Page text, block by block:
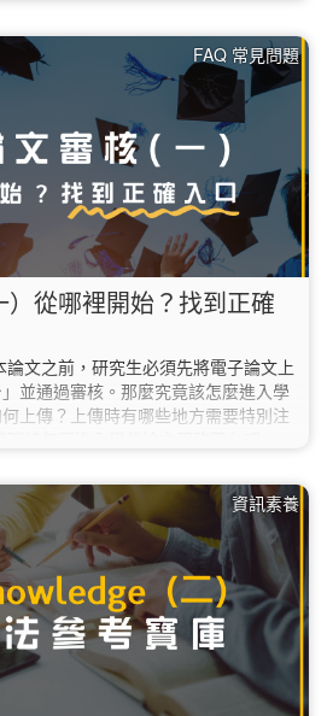
」再將電子論文送出審核，不能提前
自己是否能在這學期畢業，建議先詢問
下載「電子論文上傳說明」…
FAQ 常見問題
從哪裡開始？找到正確
文之前，研究生必須先將電子論文上
並通過審核。那麼究竟該怎麼進入學
上傳？上傳時有哪些地方需要特別注
接輸入網址
」。 如果您目前人在海外，必須使
以正常進入學位論文服務平台喔！…
資訊素養